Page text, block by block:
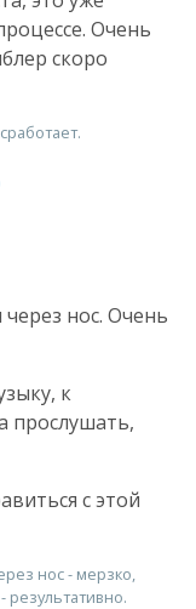
Очень
скоро
нос. Очень
к
прослушать,
с этой
нос - мерзко,
результативно.